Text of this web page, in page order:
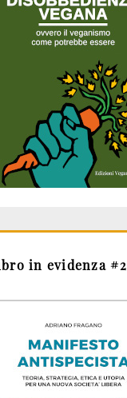
in evidenza #2